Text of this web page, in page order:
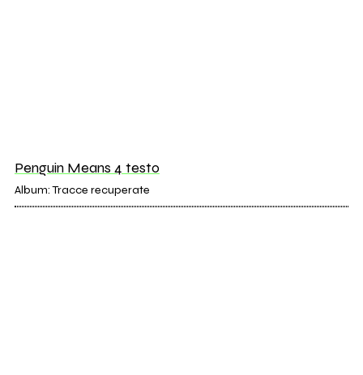
Penguin Means 4 testo
Album: Tracce recuperate